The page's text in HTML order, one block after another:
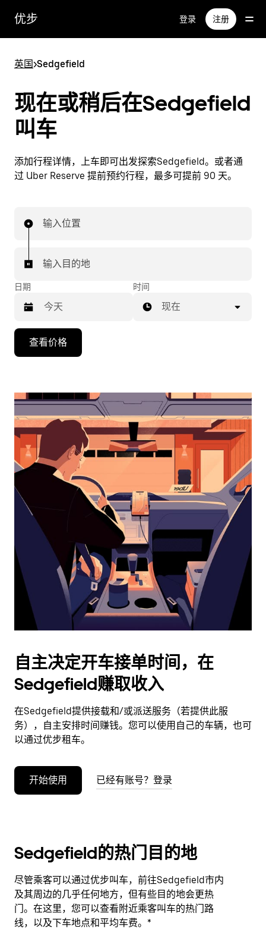
优步 登录 注册
英国>Sedgefield
现在或稍后在Sedgefield
叫车
添加行程详情，上车即可出发探索Sedgefield。或者通
过 Uber Reserve 提前预约行程，最多可提前 90 天。
输入位置
输入目的地
日期
向
头
浏
日
并
期。
按
退
闭
日
历。
时间
现在
查看价格
自主决定开车接单时间，在
Sedgefield赚取收入
在Sedgefield提供接载和/或派送服务（若提供此服
务），自主安排时间赚钱。您可以使用自己的车辆，也可
以通过优步租车。
开始使用 已经有账号？登录
Sedgefield的热门目的地
尽管乘客可以通过优步叫车，前往Sedgefield市内
及其周边的几乎任何地方，但有些目的地会更热
门。在这里，您可以查看附近乘客叫车的热门路
线，以及下车地点和平均车费。*